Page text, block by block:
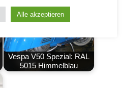
Vespa V50 Spezial: RAL
5015 Himmelblau
Alle akzeptieren